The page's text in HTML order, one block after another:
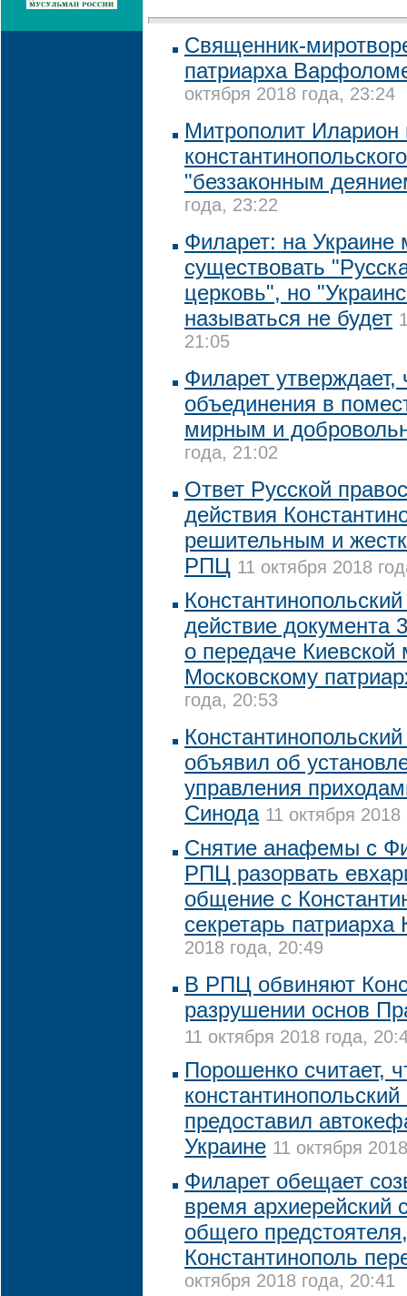
Священник-
патриарха
октября 2018 года, 23:24
Митрополит
"беззаконным
года, 23:22
Филарет: на Украине
существовать
церковь", но
называться не будет
21:05
Филарет утверждает,
объединения в
мирным и
года, 21:02
Ответ Русской
действия
решительным и
РПЦ 11 октября 2018
действие документа
о передаче Киевской
Московскому
года, 20:53
объявил об
управления
Синода 11 октября
Снятие анафемы с
РПЦ разорвать
общение с
секретарь патриарха
2018 года, 20:49
В РПЦ обвиняют
разрушении основ
11 октября 2018 года,
Порошенко считает,
предоставил
Украине 11 октября
Филарет обещает
время архиерейский
общего
Константинополь
октября 2018 года, 20:41